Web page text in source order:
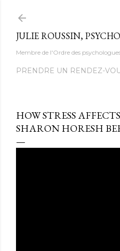
JULIE ROUSSIN,
Membre de l'Ordre des
PRENDRE UN RENDEZ-
HOW STRESS
SHARON HORESH